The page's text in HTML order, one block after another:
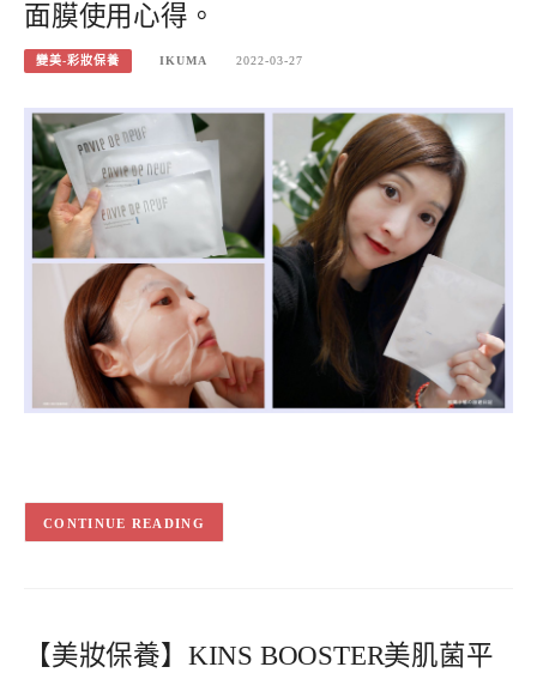
面膜使用心得。
變美-彩妝保養 IKUMA 2022-03-27
CONTINUE READING
【美妝保養】KINS BOOSTER美肌菌平